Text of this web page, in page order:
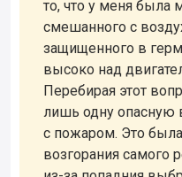
то, что у меня была
смешанного с
защищенного в
высоко над
Перебирая этот
лишь одну опасную
с пожаром. Это
возгорания самого